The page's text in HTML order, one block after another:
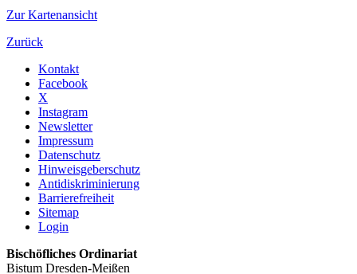
Zur Kartenansicht
Zurück
Kontakt
Facebook
X
Instagram
Newsletter
Impressum
Datenschutz
Hinweisgeberschutz
Antidiskriminierung
Barrierefreiheit
Sitemap
Login
Bischöfliches Ordinariat
Bistum Dresden-Meißen